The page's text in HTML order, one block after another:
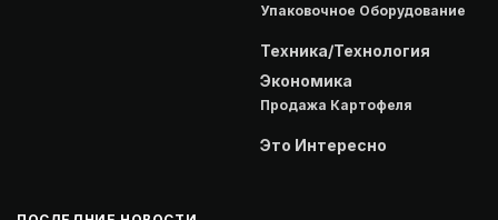
Упаковочное Оборудование
Техника/Технология
Экономика
Продажа Картофеля
Это Интересно